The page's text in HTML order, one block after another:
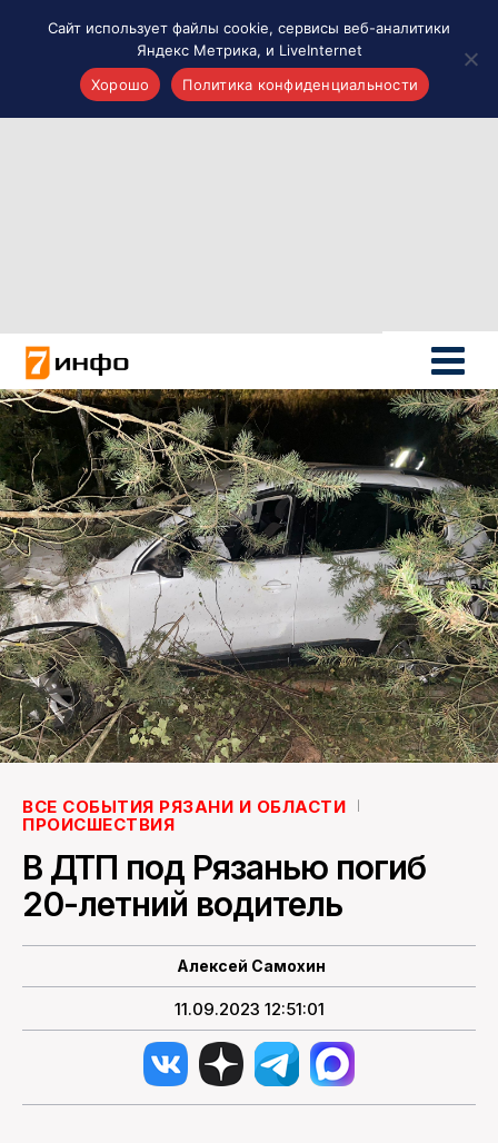
Новости России
Политика
Новости мира
Все материалы 7инфо
О НАС
ПОИСК ПО САЙТУ
ВСЕ СОБЫТИЯ РЯЗАНИ И ОБЛАСТИ
ПРОИСШЕСТВИЯ
В ДТП под Рязанью погиб
20-летний водитель
Алексей Самохин
11.09.2023 12:51:01
Сайт использует файлы cookie, сервисы веб-аналитики
Яндекс Метрика, и LiveInternet
Хорошо
Политика конфиденциальности